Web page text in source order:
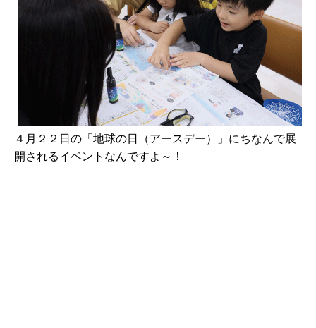
４月２２日の「地球の日（アースデー）」にちなんで展
開されるイベントなんですよ～！